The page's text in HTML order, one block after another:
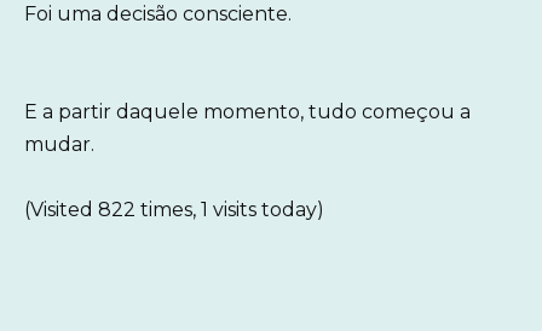
Foi uma decisão consciente.
E a partir daquele momento, tudo começou a
mudar.
(Visited 822 times, 1 visits today)